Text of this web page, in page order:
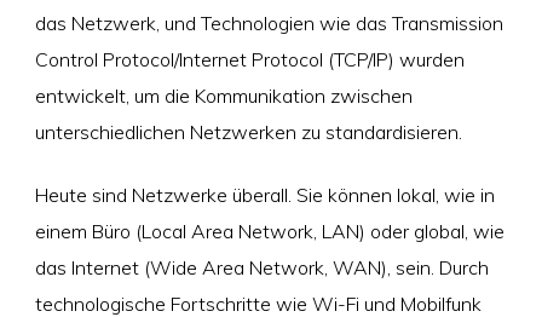
das Netzwerk, und Technologien wie das Transmission
Control Protocol/Internet Protocol (TCP/IP) wurden
entwickelt, um die Kommunikation zwischen
unterschiedlichen Netzwerken zu standardisieren.
Heute sind Netzwerke überall. Sie können lokal, wie in
einem Büro (Local Area Network, LAN) oder global, wie
das Internet (Wide Area Network, WAN), sein. Durch
technologische Fortschritte wie Wi-Fi und Mobilfunk